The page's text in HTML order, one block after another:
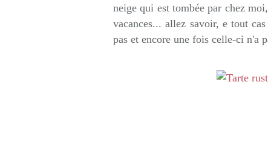
neige qui est tombée par chez
vacances... allez savoir, e tout
pas et encore une fois celle-ci n'a